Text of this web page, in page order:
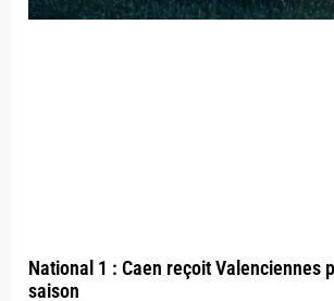
National 1 : Caen reçoit Valenciennes
saison